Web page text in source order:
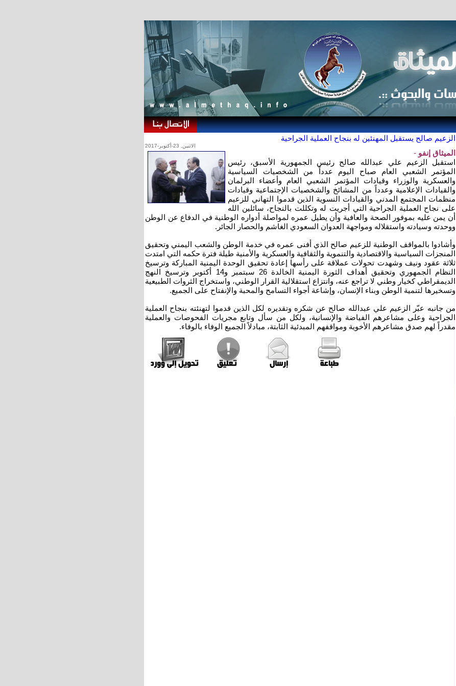
الزعيم صالح يستقبل المهنئين له بنجاح العملية الجراحية
الاثنين, 23-أكتوبر-2017
الميثاق إنفو -
استقبل الزعيم علي عبدالله صالح رئيس الجمهورية الأسبق، رئيس
المؤتمر الشعبي العام صباح اليوم عدداً من الشخصيات السياسية
والعسكرية والوزراء وقيادات المؤتمر الشعبي العام وأعضاء البرلمان
والقيادات الإعلامية وعدداً من المشائخ والشخصيات الإجتماعية وقيادات
منظمات المجتمع المدني والقيادات النسوية الذين قدموا التهاني للزعيم
على نجاح العملية الجراحية التي أجريت له وتكللت بالنجاح، سائلين الله
أن يمن عليه بموفور الصحة والعافية وأن يطيل عمره لمواصلة أدواره الوطنية في الدفاع عن الوطن
ووحدته وسيادته واستقلاله ومواجهة العدوان السعودي الغاشم والحصار الجائر.
وأشادوا بالمواقف الوطنية للزعيم صالح الذي أفنى عمره في خدمة الوطن والشعب اليمني وتحقيق
المنجزات السياسية والاقتصادية والتنموية والثقافية والعسكرية والأمنية طيلة فترة حكمه التي امتدت
ثلاثة عقود ونيف وشهدت تحولات عملاقة على رأسها إعادة تحقيق الوحدة اليمنية المباركة وترسيخ
النظام الجمهوري وتحقيق أهداف الثورة اليمنية الخالدة 26 سبتمبر و14 أكتوبر وترسيخ النهج
الديمقراطي كخيار وطني لا تراجع عنه، وانتزاع استقلالية القرار الوطني، واستخراج الثروات الطبيعية
وتسخيرها لتنمية الوطن وبناء الإنسان، وإشاعة أجواء التسامح والمحبة والإنفتاح على الجميع.
من جانبه عبّر الزعيم علي عبدالله صالح عن شكره وتقديره لكل الذين قدموا لتهنئته بنجاح العملية
الجراحية وعلى مشاعرهم الفياضة والإنسانية، ولكل من سأل وتابع مجريات الفحوصات والعملية
مقدراً لهم صدق مشاعرهم الأخوية ومواقفهم المبدئية الثابتة، مبادلاً الجميع الوفاء بالوفاء.